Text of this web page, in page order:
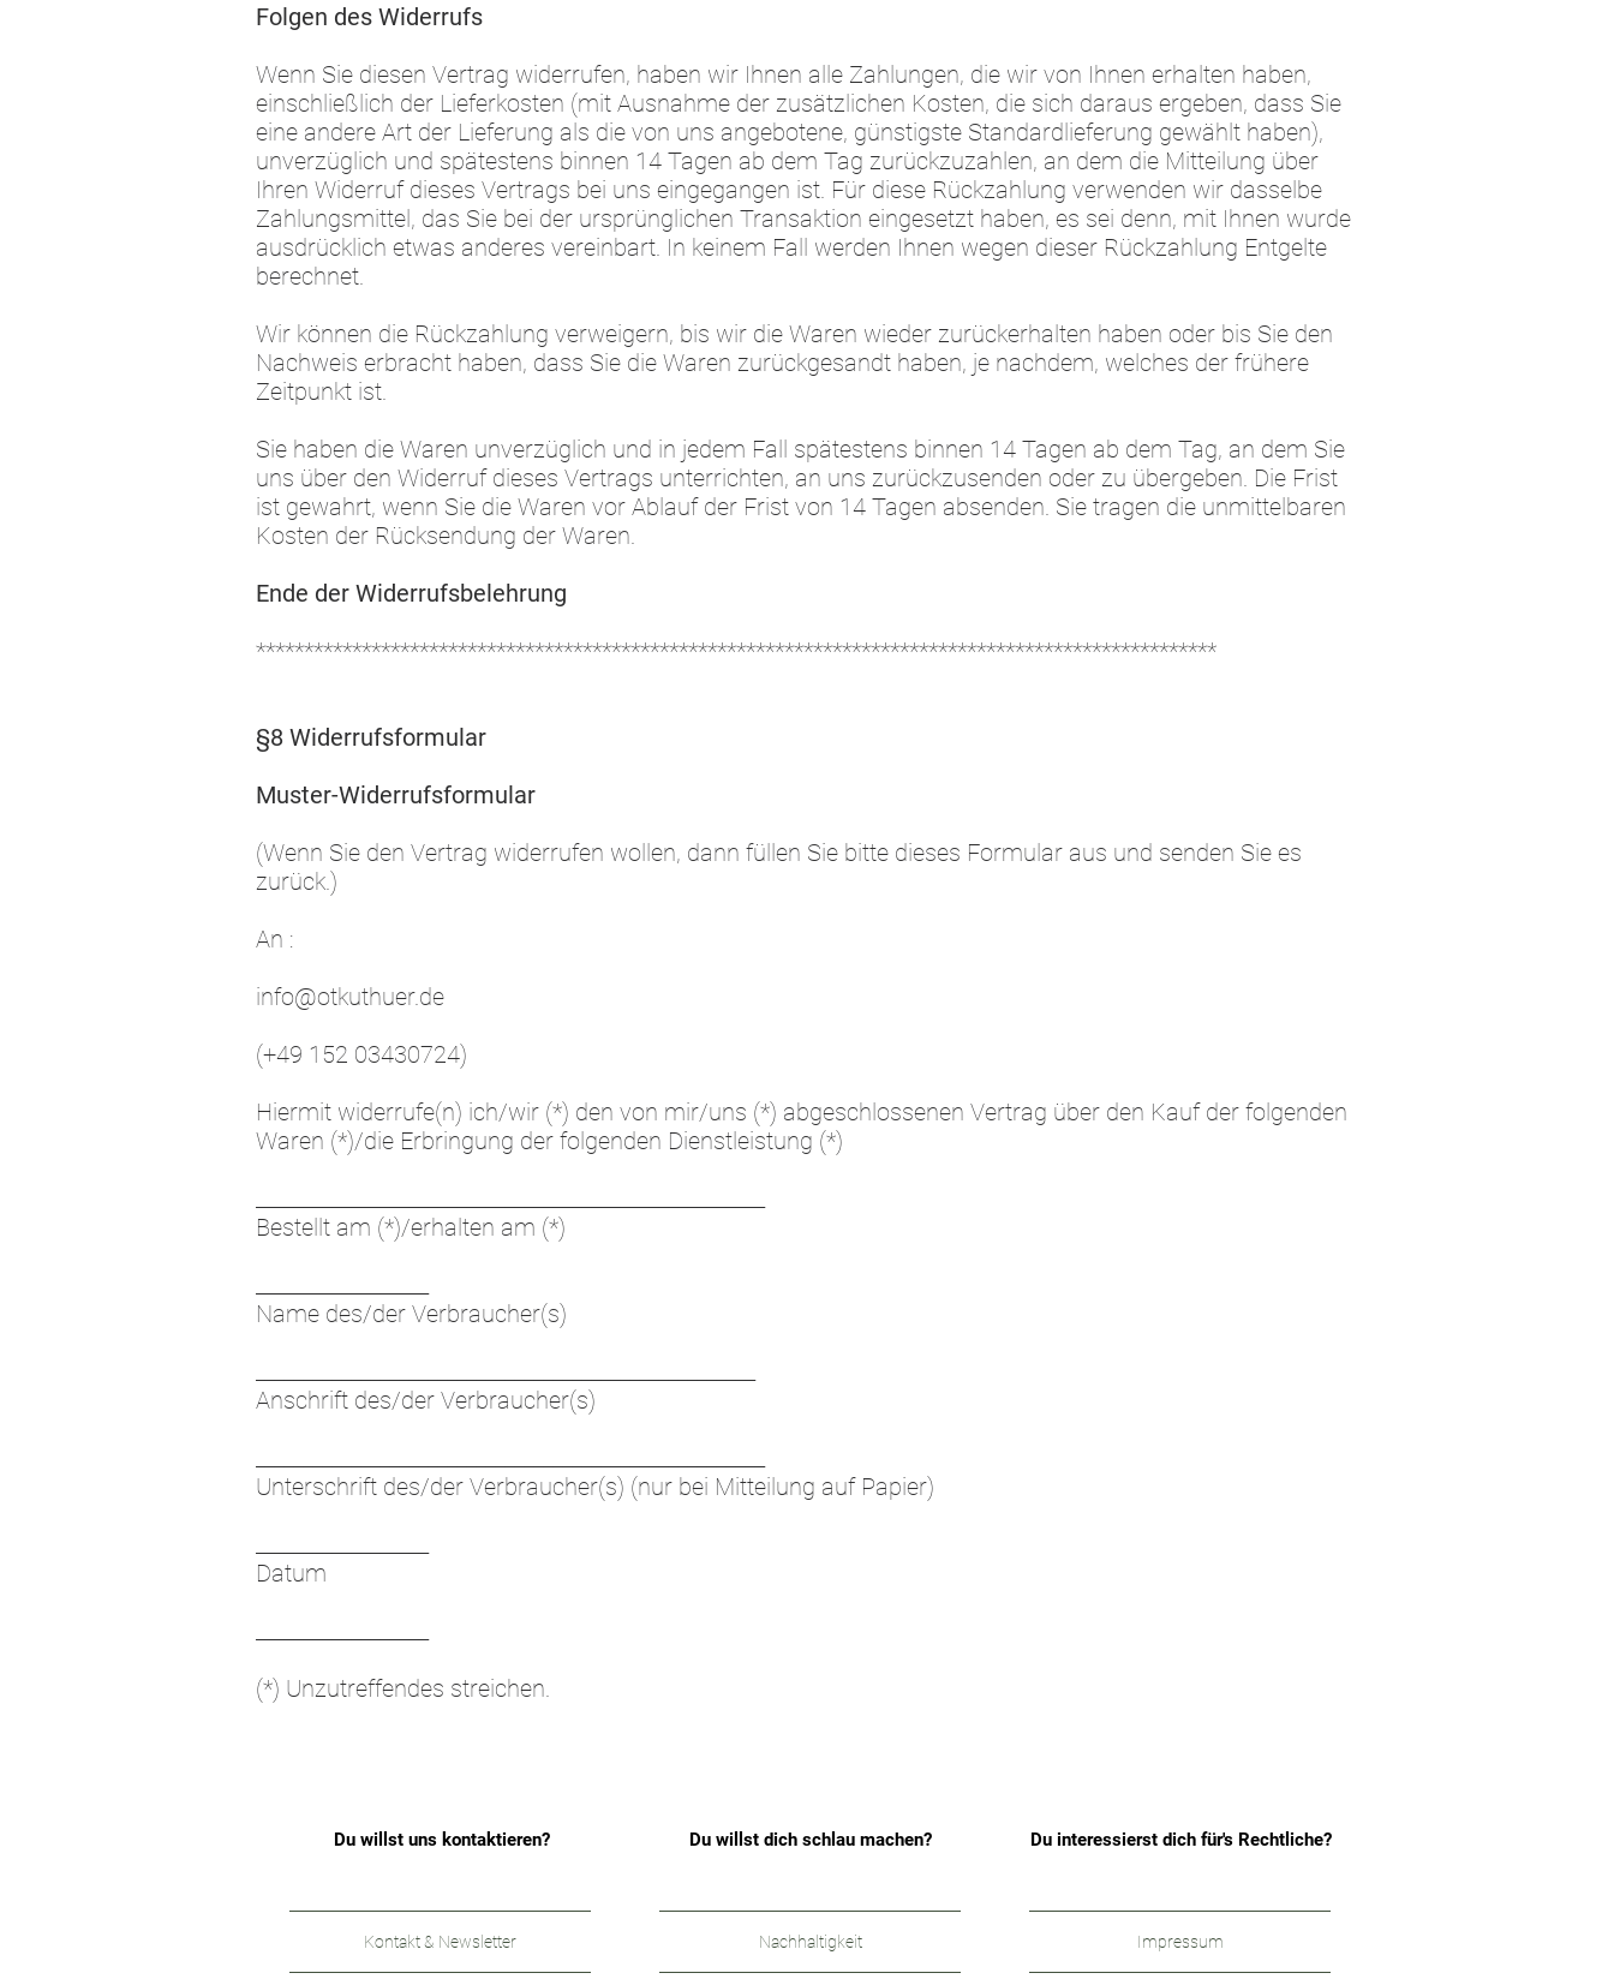
Folgen des Widerrufs
Wenn Sie diesen Vertrag widerrufen, haben wir Ihnen alle Zahlungen, die wir von Ihnen erhalten haben,
einschließlich der Lieferkosten (mit Ausnahme der zusätzlichen Kosten, die sich daraus ergeben, dass Sie
eine andere Art der Lieferung als die von uns angebotene, günstigste Standardlieferung gewählt haben),
unverzüglich und spätestens binnen 14 Tagen ab dem Tag zurückzuzahlen, an dem die Mitteilung über
Ihren Widerruf dieses Vertrags bei uns eingegangen ist. Für diese Rückzahlung verwenden wir dasselbe
Zahlungsmittel, das Sie bei der ursprünglichen Transaktion eingesetzt haben, es sei denn, mit Ihnen wurde
ausdrücklich etwas anderes vereinbart. In keinem Fall werden Ihnen wegen dieser Rückzahlung Entgelte
berechnet.
Wir können die Rückzahlung verweigern, bis wir die Waren wieder zurückerhalten haben oder bis Sie den
Nachweis erbracht haben, dass Sie die Waren zurückgesandt haben, je nachdem, welches der frühere
Zeitpunkt ist.
Sie haben die Waren unverzüglich und in jedem Fall spätestens binnen 14 Tagen ab dem Tag, an dem Sie
uns über den Widerruf dieses Vertrags unterrichten, an uns zurückzusenden oder zu übergeben. Die Frist
ist gewahrt, wenn Sie die Waren vor Ablauf der Frist von 14 Tagen absenden. Sie tragen die unmittelbaren
Kosten der Rücksendung der Waren.
Ende der Widerrufsbelehrung
****************************************************************************************************
§8 Widerrufsformular
Muster-Widerrufsformular
(Wenn Sie den Vertrag widerrufen wollen, dann füllen Sie bitte dieses Formular aus und senden Sie es
zurück.)
An :
info@otkuthuer.de
(+49 152 03430724)
Hiermit widerrufe(n) ich/wir (*) den von mir/uns (*) abgeschlossenen Vertrag über den Kauf der folgenden
Waren (*)/die Erbringung der folgenden Dienstleistung (*)
Bestellt am (*)/erhalten am (*)
Name des/der Verbraucher(s)
Anschrift des/der Verbraucher(s)
Unterschrift des/der Verbraucher(s) (nur bei Mitteilung auf Papier)
Datum
(*) Unzutreffendes streichen.
Du willst uns kontaktieren? Du willst dich schlau machen? Du interessierst dich für's Rechtliche?
Kontakt & Newsletter Nachhaltigkeit Impressum